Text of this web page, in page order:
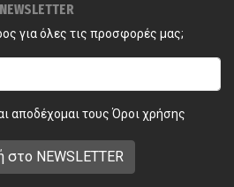
NEWSLETTER
για όλες τις προσφορές μας;
αποδέχομαι τους Όροι χρήσης